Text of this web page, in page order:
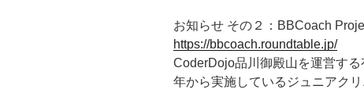
お知らせ その２：BBCoach
https://bbcoach.roundtable.jp/
CoderDojo品川御殿山を運営す
年から実施しているジュニアク